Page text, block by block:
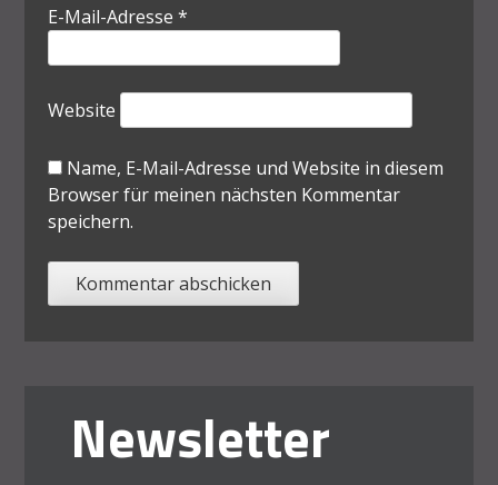
E-Mail-Adresse *
Website
Name, E-Mail-Adresse und Website in diesem
Browser für meinen nächsten Kommentar
speichern.
Newsletter